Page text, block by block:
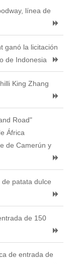
línea de
ganó la licitación
de Indonesia
King Zhang
Road"
África
de Camerún y
patata dulce
de 150
de entrada de